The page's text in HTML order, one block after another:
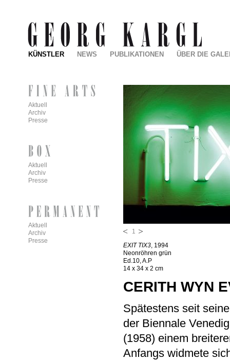
1
EXIT TIX3, 1994
Neonröhren grün
Ed.10, A.P
14 x 34 x 2 cm
CERITH WYN
Spätestens seit
der Biennale
(1958) einem
Anfangs widmete
KÜNSTLER NEWS PUBLIKATIONEN ÜBER DIE
Aktuell
Archiv
Presse
Aktuell
Archiv
Presse
Aktuell
Archiv
Presse